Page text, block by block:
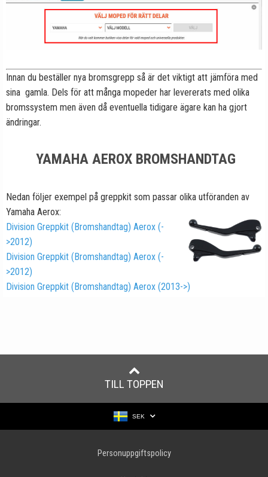
Innan du beställer nya bromsgrepp så är det viktigt att jämföra med
sina gamla. Dels för att många mopeder har levererats med olika
bromssystem men även då eventuella tidigare ägare kan ha gjort
ändringar.
YAMAHA AEROX BROMSHANDTAG
Nedan följer exempel på greppkit som passar olika utföranden av
Yamaha Aerox:
Division Greppkit (Bromshandtag) Aerox (-
>2012)
Division Greppkit (Bromshandtag) Aerox (-
>2012)
Division Greppkit (Bromshandtag) Aerox (2013->)
TILL TOPPEN
SEK
Personuppgiftspolicy